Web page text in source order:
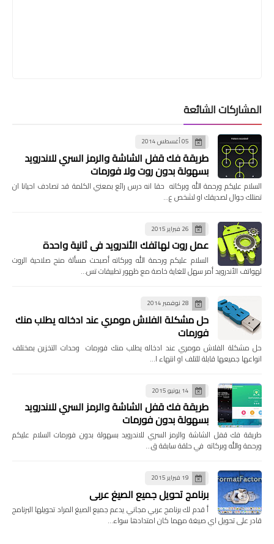
المشاركات الشائعة
05 أغسطس 2014
طريقة فك قفل الشاشة والرمز السري للاندرويد
بسهولة بدون روت ولا فورمات
السلام عليكم ورحمة الله وبركاته حقا انه درس رائع بمعني الكلمة قد تصادف احيانا ان
تمتلك جوال لصديقك او لشخص ع…
26 فبراير 2015
عمل روت لهاتفك الأندرويد في ثانية واحدة
السلام عليكم ورحمة الله وبركاته أصبحت مسألة منح صلاحية الروت
لهواتف الأندرويد أمر سهل للغاية خاصة مع ظهور تطبيقات تس…
28 نوفمبر 2014
حل مشكلة الفلاش مومري عند ادخاله يطلب منك
فورمات
حل مشكلة الفلاش مومري عند ادخاله يطلب منك فورمات وحدات التخزين بمختلف
انواعها جميعها قابلة للتلف او انتهاء ا…
14 يونيو 2015
طريقة فك قفل الشاشة والرمز السري للاندرويد
بسهولة بدون فورمات
طريقة فك قفل الشاشة والرمز السري للاندرويد بسهولة بدون فورمات السلام عليكم
ورحمة والله وبركاته في حلقة سابقة ق…
19 فبراير 2015
برنامج تحويل جميع الصيغ عربي
أ قدم لك برنامج عربي مجاني يدعم جميع الصيغ المراد تحويلها البرنامج
قادر على تحويل اي صيغة مهما كان امتدادها سواء…